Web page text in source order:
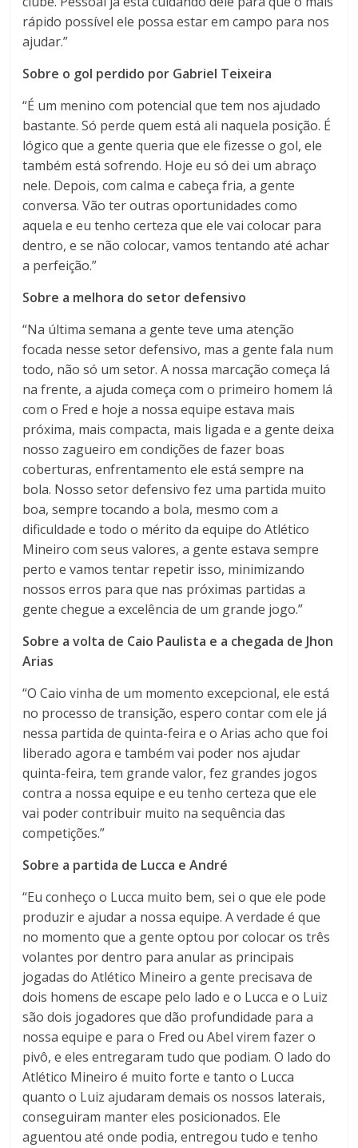
rápido possível ele possa estar em campo para nos
ajudar.”
Sobre o gol perdido por Gabriel Teixeira
“É um menino com potencial que tem nos ajudado
bastante. Só perde quem está ali naquela posição. É
lógico que a gente queria que ele fizesse o gol, ele
também está sofrendo. Hoje eu só dei um abraço
nele. Depois, com calma e cabeça fria, a gente
conversa. Vão ter outras oportunidades como
aquela e eu tenho certeza que ele vai colocar para
dentro, e se não colocar, vamos tentando até achar
a perfeição.”
Sobre a melhora do setor defensivo
“Na última semana a gente teve uma atenção
focada nesse setor defensivo, mas a gente fala num
todo, não só um setor. A nossa marcação começa lá
na frente, a ajuda começa com o primeiro homem lá
com o Fred e hoje a nossa equipe estava mais
próxima, mais compacta, mais ligada e a gente deixa
nosso zagueiro em condições de fazer boas
coberturas, enfrentamento ele está sempre na
bola. Nosso setor defensivo fez uma partida muito
boa, sempre tocando a bola, mesmo com a
dificuldade e todo o mérito da equipe do Atlético
Mineiro com seus valores, a gente estava sempre
perto e vamos tentar repetir isso, minimizando
nossos erros para que nas próximas partidas a
gente chegue a excelência de um grande jogo.”
Sobre a volta de Caio Paulista e a chegada de Jhon
Arias
“O Caio vinha de um momento excepcional, ele está
no processo de transição, espero contar com ele já
nessa partida de quinta-feira e o Arias acho que foi
liberado agora e também vai poder nos ajudar
quinta-feira, tem grande valor, fez grandes jogos
contra a nossa equipe e eu tenho certeza que ele
vai poder contribuir muito na sequência das
competições.”
Sobre a partida de Lucca e André
“Eu conheço o Lucca muito bem, sei o que ele pode
produzir e ajudar a nossa equipe. A verdade é que
no momento que a gente optou por colocar os três
volantes por dentro para anular as principais
jogadas do Atlético Mineiro a gente precisava de
dois homens de escape pelo lado e o Lucca e o Luiz
são dois jogadores que dão profundidade para a
nossa equipe e para o Fred ou Abel virem fazer o
pivô, e eles entregaram tudo que podiam. O lado do
Atlético Mineiro é muito forte e tanto o Lucca
quanto o Luiz ajudaram demais os nossos laterais,
conseguiram manter eles posicionados. Ele
aguentou até onde podia, entregou tudo e tenho